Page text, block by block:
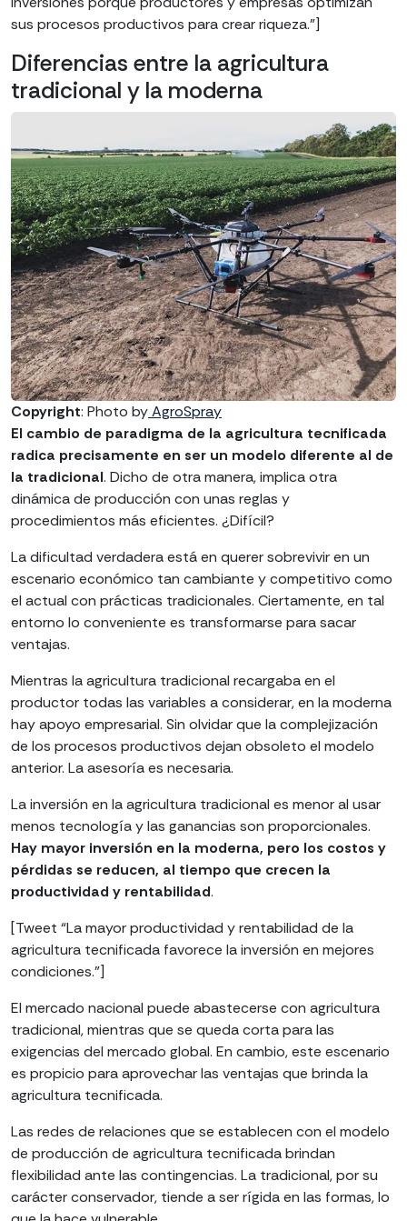
sus procesos productivos para crear riqueza.”]
Diferencias entre la agricultura
tradicional y la moderna
Copyright: Photo byAgroSpray
El cambio de paradigma de la agricultura tecnificada
radica precisamente en ser un modelo diferente al de
la tradicional. Dicho de otra manera, implica otra
dinámica de producción con unas reglas y
procedimientos más eficientes. ¿Difícil?
La dificultad verdadera está en querer sobrevivir en un
escenario económico tan cambiante y competitivo como
el actual con prácticas tradicionales. Ciertamente, en tal
entorno lo conveniente es transformarse para sacar
ventajas.
Mientras la agricultura tradicional recargaba en el
productor todas las variables a considerar, en la moderna
hay apoyo empresarial. Sin olvidar que la complejización
de los procesos productivos dejan obsoleto el modelo
anterior. La asesoría es necesaria.
La inversión en la agricultura tradicional es menor al usar
menos tecnología y las ganancias son proporcionales.
Hay mayor inversión en la moderna, pero los costos y
pérdidas se reducen, al tiempo que crecen la
productividad y rentabilidad.
[Tweet “La mayor productividad y rentabilidad de la
agricultura tecnificada favorece la inversión en mejores
condiciones.”]
El mercado nacional puede abastecerse con agricultura
tradicional, mientras que se queda corta para las
exigencias del mercado global. En cambio, este escenario
es propicio para aprovechar las ventajas que brinda la
agricultura tecnificada.
Las redes de relaciones que se establecen con el modelo
de producción de agricultura tecnificada brindan
flexibilidad ante las contingencias. La tradicional, por su
carácter conservador, tiende a ser rígida en las formas, lo